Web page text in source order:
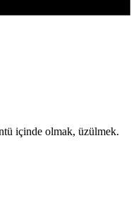
içinde olmak, üzülmek.